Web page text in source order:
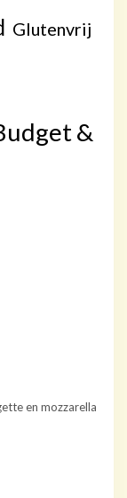
Glutenvrij
&
en mozzarella